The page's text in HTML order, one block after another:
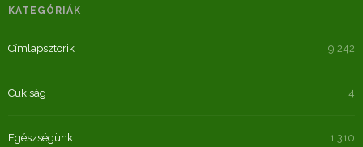
KATEGÓRIÁK
Címlapsztorik 9 242
Cukiság 4
Egészségünk 1 310